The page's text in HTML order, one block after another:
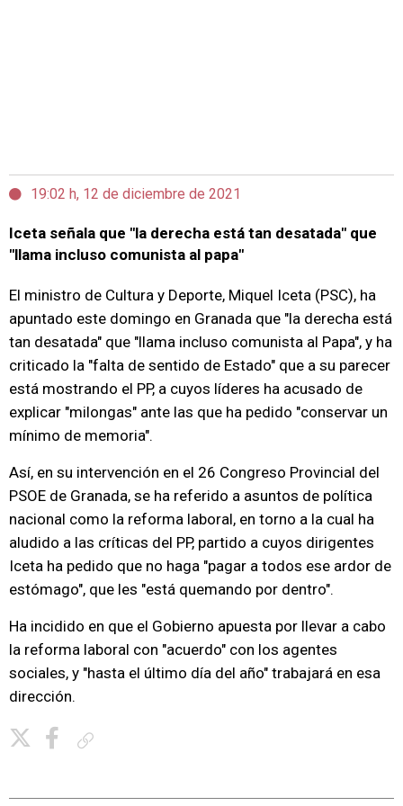
19:02 h, 12 de diciembre de 2021
Iceta señala que "la derecha está tan desatada" que
"llama incluso comunista al papa"
El ministro de Cultura y Deporte, Miquel Iceta (PSC), ha
apuntado este domingo en Granada que "la derecha está
tan desatada" que "llama incluso comunista al Papa", y ha
criticado la "falta de sentido de Estado" que a su parecer
está mostrando el PP, a cuyos líderes ha acusado de
explicar "milongas" ante las que ha pedido "conservar un
mínimo de memoria".
Así, en su intervención en el 26 Congreso Provincial del
PSOE de Granada, se ha referido a asuntos de política
nacional como la reforma laboral, en torno a la cual ha
aludido a las críticas del PP, partido a cuyos dirigentes
Iceta ha pedido que no haga "pagar a todos ese ardor de
estómago", que les "está quemando por dentro".
Ha incidido en que el Gobierno apuesta por llevar a cabo
la reforma laboral con "acuerdo" con los agentes
sociales, y "hasta el último día del año" trabajará en esa
dirección.